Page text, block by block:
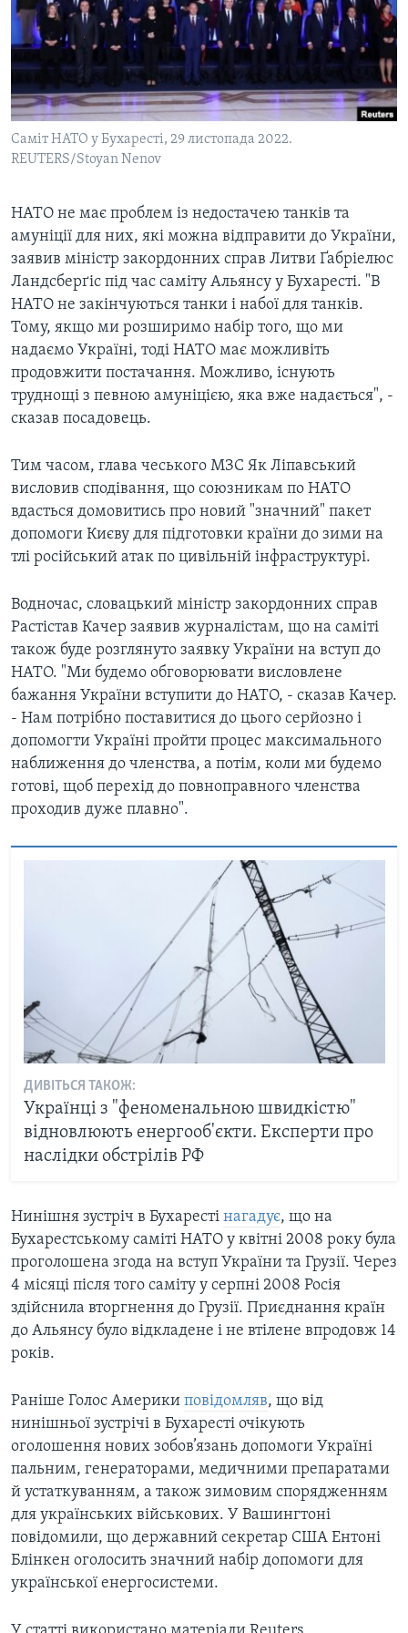
СУСПІЛЬСТВО
ЕКОНОМІКА
ІСТОРІЇ УСПІХУ УКРАЇНЦІВ
ТЕЛЕПРОГРАМИ
ЧАС-TIME
БРИФІНГ ГОЛОСУ АМЕРИКИ
СТУДІЯ ВАШИНГТОН
ВІКНО В АМЕРИКУ
ПОГЛЯД З ВАШИНГТОНА
ENGLISH
Learning English
МИ В СОЦМЕРЕЖАХ
Мови
Саміт НАТО у Бухаресті, 29 листопада 2022.
REUTERS/Stoyan Nenov
НАТО не має проблем із недостачею танків та
амуніції для них, які можна відправити до України,
заявив міністр закордонних справ Литви Ґабріелюс
Ландсберґіс під час саміту Альянсу у Бухаресті. "В
НАТО не закінчуються танки і набої для танків.
Тому, якщо ми розширимо набір того, що ми
надаємо Україні, тоді НАТО має можливіть
продовжити постачання. Можливо, існують
труднощі з певною амуніцією, яка вже надається", -
сказав посадовець.
Тим часом, глава чеського МЗС Як Ліпавський
висловив сподівання, що союзникам по НАТО
вдасться домовитись про новий "значний" пакет
допомоги Києву для підготовки країни до зими на
тлі російський атак по цивільній інфраструктурі.
Водночас, словацький міністр закордонних справ
Растістав Качер заявив журналістам, що на саміті
також буде розглянуто заявку України на вступ до
НАТО. "Ми будемо обговорювати висловлене
бажання України вступити до НАТО, - сказав Качер.
- Нам потрібно поставитися до цього серйозно і
допомогти Україні пройти процес максимального
наближення до членства, а потім, коли ми будемо
готові, щоб перехід до повноправного членства
проходив дуже плавно".
ДИВІТЬСЯ ТАКОЖ:
Українці з "феноменальною швидкістю"
відновлюють енергооб'єкти. Експерти про
наслідки обстрілів РФ
Нинішня зустріч в Бухаресті нагадує, що на
Бухарестському саміті НАТО у квітні 2008 року була
проголошена згода на вступ України та Грузії. Через
4 місяці після того саміту у серпні 2008 Росія
здійснила вторгнення до Грузії. Приєднання країн
до Альянсу було відкладене і не втілене впродовж 14
років.
Раніше Голос Америки повідомляв, що від
нинішньої зустрічі в Бухаресті очікують
оголошення нових зобов’язань допомоги Україні
пальним, генераторами, медичними препаратами
й устаткуванням, а також зимовим спорядженням
для українських військових. У Вашингтоні
повідомили, що державний секретар США Ентоні
Блінкен оголосить значний набір допомоги для
української енергосистеми.